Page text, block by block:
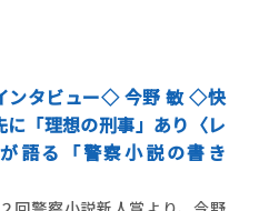
ンタビュー◇ 今野 敏 ◇快
に「理想の刑事」あり〈レ
語る「警察小説の書き